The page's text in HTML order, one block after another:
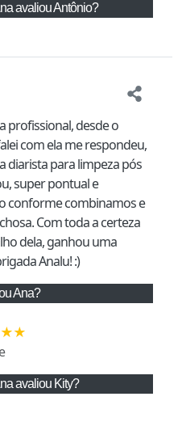
avaliouAntônio?
profissional, desde o
com ela me respondeu,
diarista para limpeza pós
super pontual e
conforme combinamos e
Com toda a certeza
dela, ganhou uma
Analu! :)
Ana?
★★
avaliou Kity?